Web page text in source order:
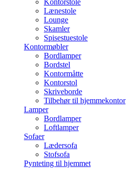
Kontorstole
Lænestole
Lounge
Skamler
Spisestuestole
Kontormøbler
Bordlamper
Bordstel
Kontormåtte
Kontorstol
Skriveborde
Tilbehør til hjemmekontor
Lamper
Bordlamper
Loftlamper
Sofaer
Lædersofa
Stofsofa
Pynteting til hjemmet